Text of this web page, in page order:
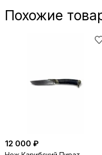
Похожие
12 000 ₽